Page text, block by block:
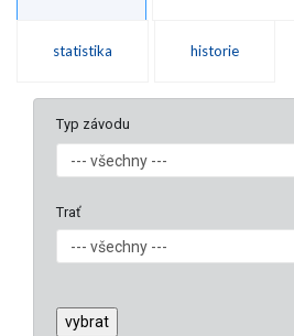
statistika historie
Typ závodu
Trať